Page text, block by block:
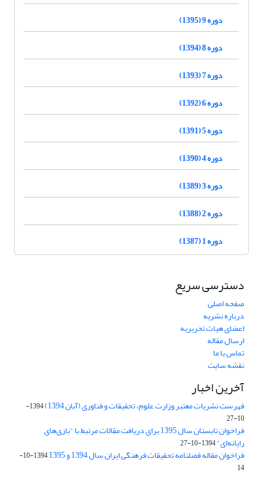
دوره 9 (1395)
دوره 8 (1394)
دوره 7 (1393)
دوره 6 (1392)
دوره 5 (1391)
دوره 4 (1390)
دوره 3 (1389)
دوره 2 (1388)
دوره 1 (1387)
دسترسی سریع
صفحه اصلی
درباره نشریه
اعضای هیات تحریریه
ارسال مقاله
تماس با ما
نقشه سایت
آخرین اخبار
فهرست نشریات معتبر وزارت علوم، تحقیقات و فناوری (آبان 1394)
1394-
10-27
فراخوان تابستان سال 1395 برای دریافت مقالات مرتبط با "بازی‌های
رایانه‌ای"1394-10-27
فراخوان مقاله فصلنامه تحقیقات فرهنگی ایران سال 1394 و 1395
1394-10-
14